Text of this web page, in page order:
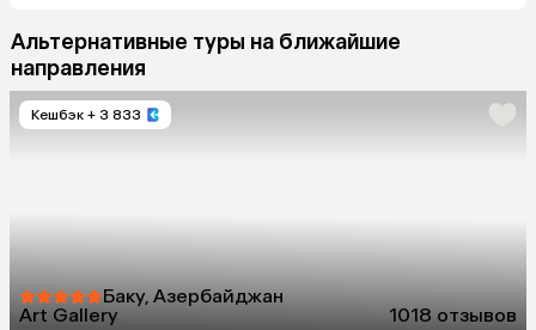
Альтернативные туры на ближайшие
направления
Кешбэк + 3 833
Баку, Азербайджан
Art Gallery
1018 отзывов